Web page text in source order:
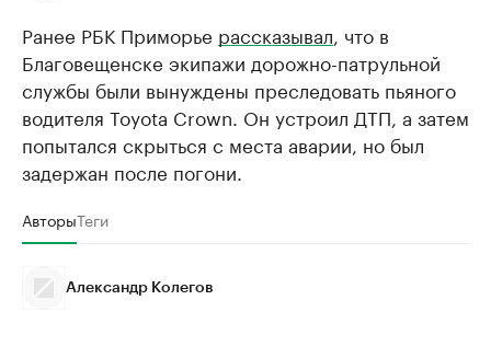
Ранее РБК Приморье рассказывал , что в
Благовещенске экипажи дорожно-патрульной
службы были вынуждены преследовать пьяного
водителя Toyota Crown. Он устроил ДТП, а затем
попытался скрыться с места аварии, но был
задержан после погони.
АвторыТеги
Александр Колегов